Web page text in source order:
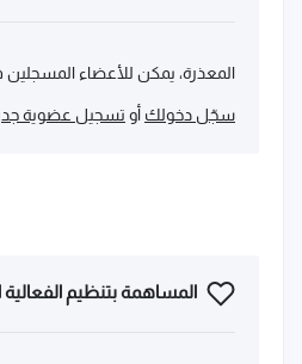
المعذرة، يمكن للأعضاء
سجّل دخولك أو تسجيل عضوية
المساهمة بتنظيم الفعالية